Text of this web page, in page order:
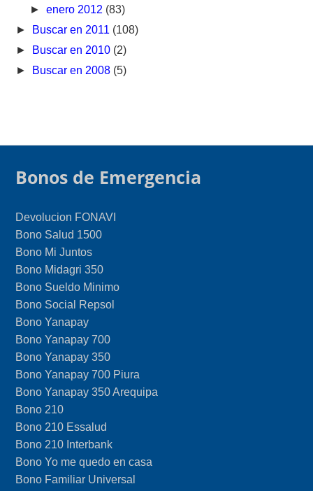
► enero 2012 (83)
► Buscar en 2011 (108)
► Buscar en 2010 (2)
► Buscar en 2008 (5)
Bonos de Emergencia
Devolucion FONAVI
Bono Salud 1500
Bono Mi Juntos
Bono Midagri 350
Bono Sueldo Minimo
Bono Social Repsol
Bono Yanapay
Bono Yanapay 700
Bono Yanapay 350
Bono Yanapay 700 Piura
Bono Yanapay 350 Arequipa
Bono 210
Bono 210 Essalud
Bono 210 Interbank
Bono Yo me quedo en casa
Bono Familiar Universal